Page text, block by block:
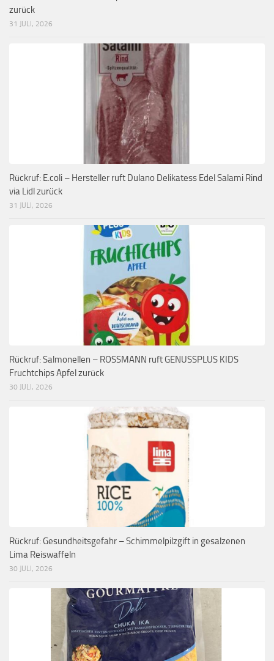
zurück
31 JULI, 2026
Rückruf: E.coli – Hersteller ruft Dulano Delikatess Edel Salami Rind
via Lidl zurück
31 JULI, 2026
Rückruf: Salmonellen – ROSSMANN ruft GENUSSPLUS KIDS
Fruchtchips Apfel zurück
30 JULI, 2026
Rückruf: Gesundheitsgefahr – Schimmelpilzgift in gesalzenen
Lima Reiswaffeln
30 JULI, 2026